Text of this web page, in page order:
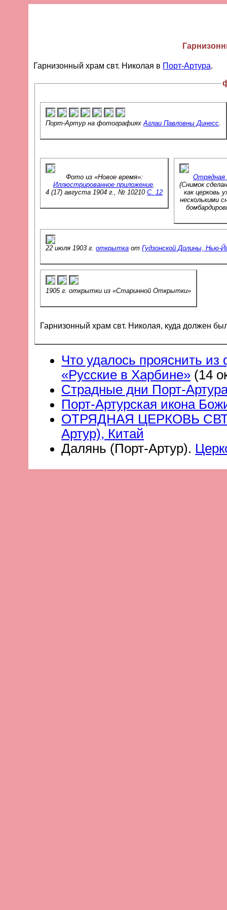
Гарнизонный храм свт. Николая в Порт-Артура.
Порт-Артур на фотографияхАглаи Павловны Динесс.
Фото из «Новое время»:
Иллюстрированное приложение.
4 (17) августа 1904 г., № 10210C. 12
Отрядная
(Снимок
как церковь
несколькими
22 июля 1903 г.открытка отГудзонской Долины, Нью-
1905 г. открытки из «Старинной Открытки»
Что удалось прояснить
«Русские в Харбине» (14
Страдные дни Порт-
Порт-Артурская икона
ОТРЯДНАЯ ЦЕРКОВЬ
Артур), Китай
Далянь (Порт-Артур).